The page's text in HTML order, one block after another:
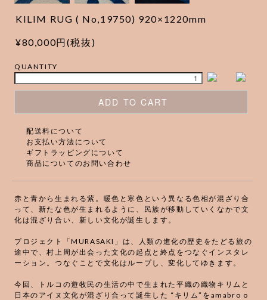
KILIM RUG ( No,19750) 920×1220mm
¥80,000円(税抜)
QUANTITY
ADD TO CART
配送料について
お支払い方法について
ギフトラッピングについて
商品についてのお問い合わせ
赤と青から生まれる紫。暖色と寒色という異なる色相が混ざり合
って、新たな色が生まれるように、民族が移動していくなかで文
化は混ざり合い、新しい文化が誕生します。
プロジェクト「MURASAKI」は、人類の進化の歴史をたどる旅の
途中で、村上周が出会った文化の起点と終点をつなぐインスタレ
ーション。つなぐことで文化はループし、変化してゆきます。
今回、トルコの遊牧民の生活の中で生まれた平織の織物キリムと
日本のアイヌ文化が混ざり合って誕生した “キリム”をamabro o